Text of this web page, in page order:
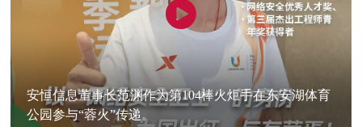
安恒信息董事长范渊作为第104棒火炬手在东安湖体育
公园参与“蓉火”传递。